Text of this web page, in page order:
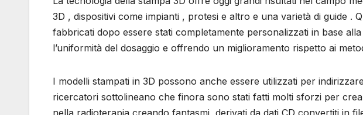
3D , dispositivi come impianti , protesi e altro e una varietà di guide .
fabbricati dopo essere stati completamente personalizzati in base
l’uniformità del dosaggio e offrendo un miglioramento rispetto ai
I modelli stampati in 3D possono anche essere utilizzati per
ricercatori sottolineano che finora sono stati fatti molti sforzi per